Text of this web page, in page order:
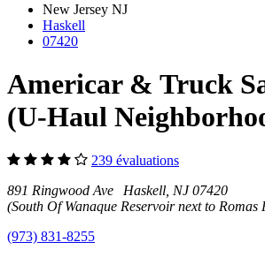
New Jersey NJ
Haskell
07420
Americar & Truck
(U-Haul
239 évaluations
891 Ringwood Ave Haskell, NJ 07420
(South Of Wanaque Reservoir next to Romas
(973) 831-8255